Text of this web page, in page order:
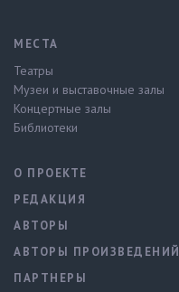
МЕСТА
Театры
Музеи и выставочные залы
Концертные залы
Библиотеки
О ПРОЕКТЕ
РЕДАКЦИЯ
АВТОРЫ
АВТОРЫ ПРОИЗВЕДЕНИЙ
ПАРТНЕРЫ